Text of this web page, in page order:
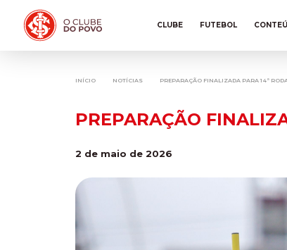
CLUBE FUTEBOL
INÍCIO NOTÍCIAS PREPARAÇÃO FINALIZADA PARA 14ª
PREPARAÇÃO
2 de maio de 2026